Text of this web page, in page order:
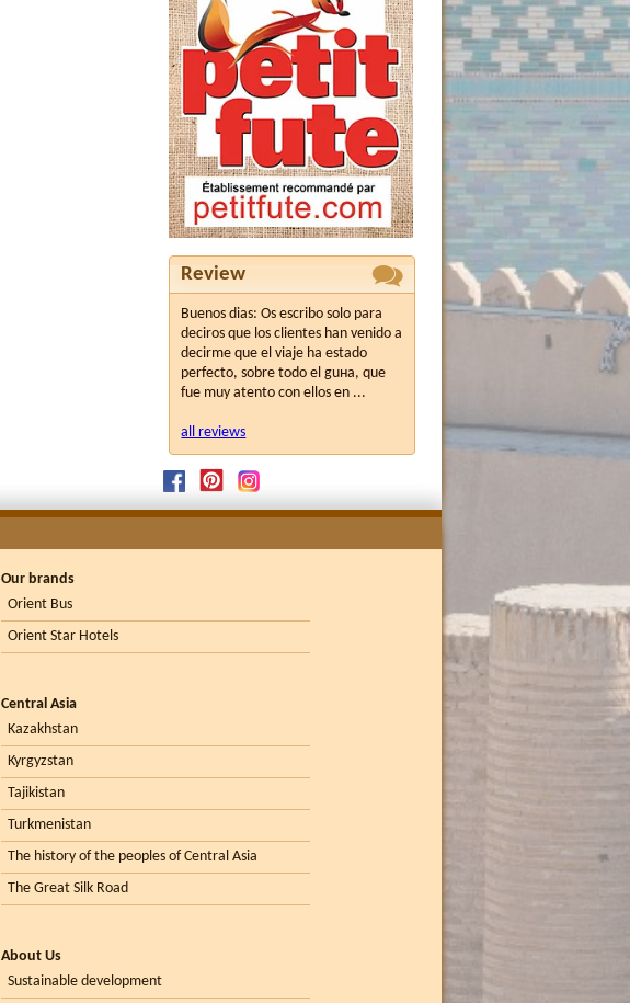
Review
Buenos dias: Os escribo solo para
deciros que los clientes han venido a
decirme que el viaje ha estado
perfecto, sobre todo el guнa, que
fue muy atento con ellos en ...
all reviews
Our brands
Orient Bus
Orient Star Hotels
Central Asia
Kazakhstan
Kyrgyzstan
Tajikistan
Turkmenistan
The history of the peoples of Central Asia
The Great Silk Road
About Us
Sustainable development